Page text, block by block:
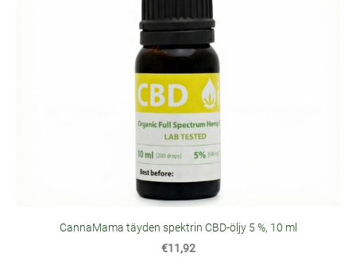
CannaMama täyden spektrin CBD-öljy 5 %, 10 ml
€11,92